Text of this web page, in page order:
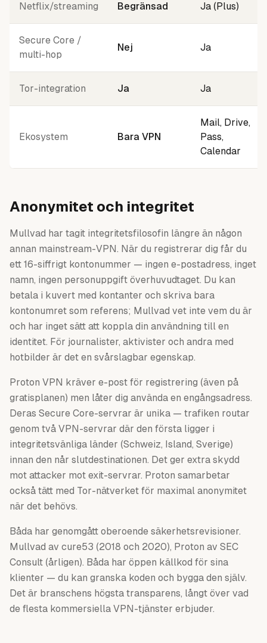
Netflix/streaming Begränsad Ja (Plus)
Secure Core /
multi-hop
Nej Ja
Tor-integration Ja Ja
Ekosystem Bara VPN
Mail, Drive,
Pass,
Calendar
Anonymitet och integritet
Mullvad har tagit integritetsfilosofin längre än någon
annan mainstream-VPN. När du registrerar dig får du
ett 16-siffrigt kontonummer — ingen e-postadress, inget
namn, ingen personuppgift överhuvudtaget. Du kan
betala i kuvert med kontanter och skriva bara
kontonumret som referens; Mullvad vet inte vem du är
och har inget sätt att koppla din användning till en
identitet. För journalister, aktivister och andra med
hotbilder är det en svårslagbar egenskap.
Proton VPN kräver e-post för registrering (även på
gratisplanen) men låter dig använda en engångsadress.
Deras Secure Core-servrar är unika — trafiken routar
genom två VPN-servrar där den första ligger i
integritetsvänliga länder (Schweiz, Island, Sverige)
innan den når slutdestinationen. Det ger extra skydd
mot attacker mot exit-servrar. Proton samarbetar
också tätt med Tor-nätverket för maximal anonymitet
när det behövs.
Båda har genomgått oberoende säkerhetsrevisioner.
Mullvad av cure53 (2018 och 2020), Proton av SEC
Consult (årligen). Båda har öppen källkod för sina
klienter — du kan granska koden och bygga den själv.
Det är branschens högsta transparens, långt över vad
de flesta kommersiella VPN-tjänster erbjuder.